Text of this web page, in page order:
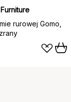
rurowej Gomo,